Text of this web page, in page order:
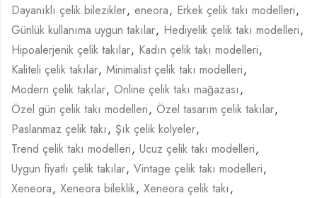
Dayanıklı çelik bilezikler, eneora, Erkek çelik takı modelleri,
Günlük kullanıma uygun takılar, Hediyelik çelik takı modelleri,
Hipoalerjenik çelik takılar, Kadın çelik takı modelleri,
Kaliteli çelik takılar, Minimalist çelik takı modelleri,
Modern çelik takılar, Online çelik takı mağazası,
Özel gün çelik takı modelleri, Özel tasarım çelik takılar,
Paslanmaz çelik takı, Şık çelik kolyeler,
Trend çelik takı modelleri, Ucuz çelik takı modelleri,
Uygun fiyatlı çelik takılar, Vintage çelik takı modelleri,
Xeneora, Xeneora bileklik, Xeneora çelik takı,